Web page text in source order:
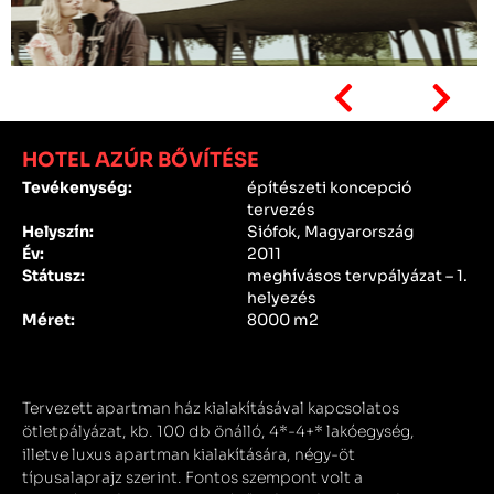
HOTEL AZÚR BŐVÍTÉSE
Tevékenység:
építészeti koncepció
tervezés
Helyszín:
Siófok, Magyarország
Év:
2011
Státusz:
meghívásos tervpályázat – 1.
helyezés
Méret:
8000 m2
Tervezett apartman ház kialakításával kapcsolatos
ötletpályázat, kb. 100 db önálló, 4*-4+* lakóegység,
illetve luxus apartman kialakítására, négy-öt
típusalaprajz szerint. Fontos szempont volt a